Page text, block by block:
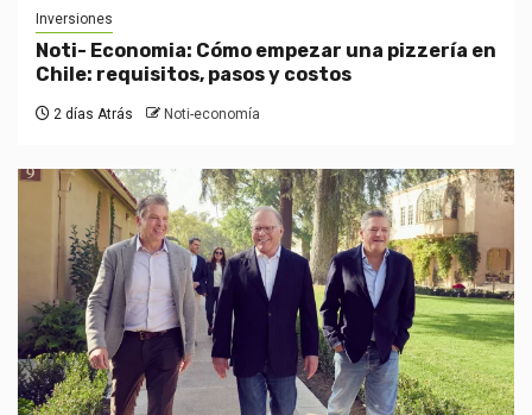
Inversiones
Noti- Economia: Cómo empezar una pizzería en
Chile: requisitos, pasos y costos
2 días Atrás Noti-economía